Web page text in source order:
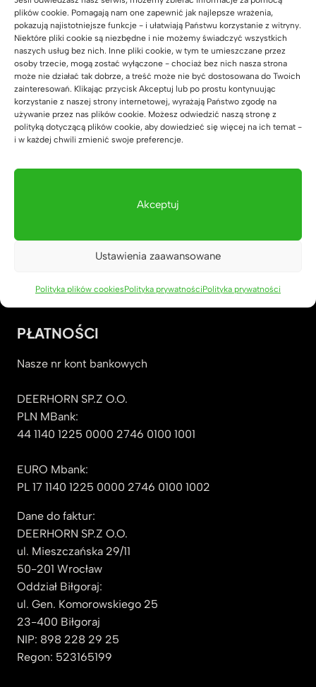
plików cookie. Pomagają nam one zapewnić jak najlepsze wrażenia,
pokazują najistotniejsze funkcje - i ułatwiają Państwu korzystanie z witryny.
Niektóre pliki cookie są niezbędne i nie możemy świadczyć wszystkich
naszych usług bez nich. Inne pliki cookie, w tym te umieszczane przez
osoby trzecie, mogą zostać wyłączone - chociaż bez nich nasza strona
może nie działać tak dobrze, a treść może nie być dostosowana do Twoich
zainteresowań. Klikając przycisk Akceptuj lub po prostu kontynuując
korzystanie z naszej strony internetowej, wyrażają Państwo zgodę na
używanie przez nas plików cookie. Możesz odwiedzić naszą stronę z
polityką dotyczącą plików cookie, aby dowiedzieć się więcej na ich temat -
i w każdej chwili zmienić swoje preferencje.
Akceptuj
Ustawienia zaawansowane
Polityka plików cookiesPolityka prywatnościPolityka prywatności
+48 792 123 400
Kontakt telefoniczny od poniedziałku do piątku w
godzinach 8.00-18.00
deerhornmeble@gmail.com
biuro@deerhorn.pl
INFORMACJE
Regulamin
Transport / Uszkodzenia w transporcie
Katalog
PŁATNOŚCI
Nasze nr kont bankowych
DEERHORN SP.Z O.O.
PLN MBank:
44 1140 1225 0000 2746 0100 1001
EURO Mbank:
PL 17 1140 1225 0000 2746 0100 1002
Dane do faktur:
DEERHORN SP.Z O.O.
ul. Mieszczańska 29/11
50-201 Wrocław
Oddział Biłgoraj:
ul. Gen. Komorowskiego 25
23-400 Biłgoraj
NIP: 898 228 29 25
Regon: 523165199